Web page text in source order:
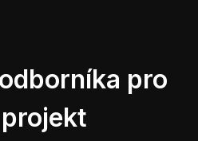
pro